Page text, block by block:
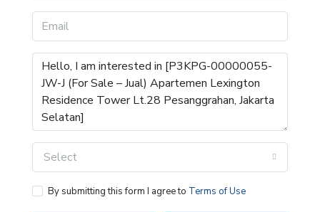
Select
By submitting this form I agree to Terms of Use